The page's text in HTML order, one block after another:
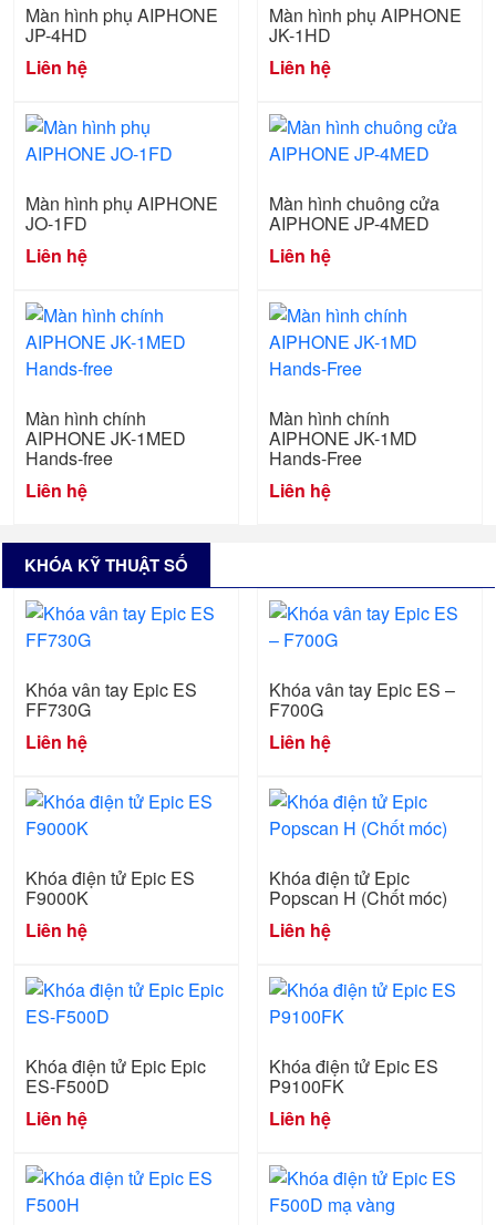
Màn hình phụ AIPHONE
JP-4HD
Liên hệ
Màn hình phụ AIPHONE
JK-1HD
Liên hệ
Màn hình phụ AIPHONE
JO-1FD
Liên hệ
Màn hình chuông cửa
AIPHONE JP-4MED
Liên hệ
Màn hình chính
AIPHONE JK-1MED
Hands-free
Liên hệ
Màn hình chính
AIPHONE JK-1MD
Hands-Free
Liên hệ
KHÓA KỸ THUẬT SỐ
Khóa vân tay Epic ES
FF730G
Liên hệ
Khóa vân tay Epic ES –
F700G
Liên hệ
Khóa điện tử Epic ES
F9000K
Liên hệ
Khóa điện tử Epic
Popscan H (Chốt móc)
Liên hệ
Khóa điện tử Epic Epic
ES-F500D
Liên hệ
Khóa điện tử Epic ES
P9100FK
Liên hệ